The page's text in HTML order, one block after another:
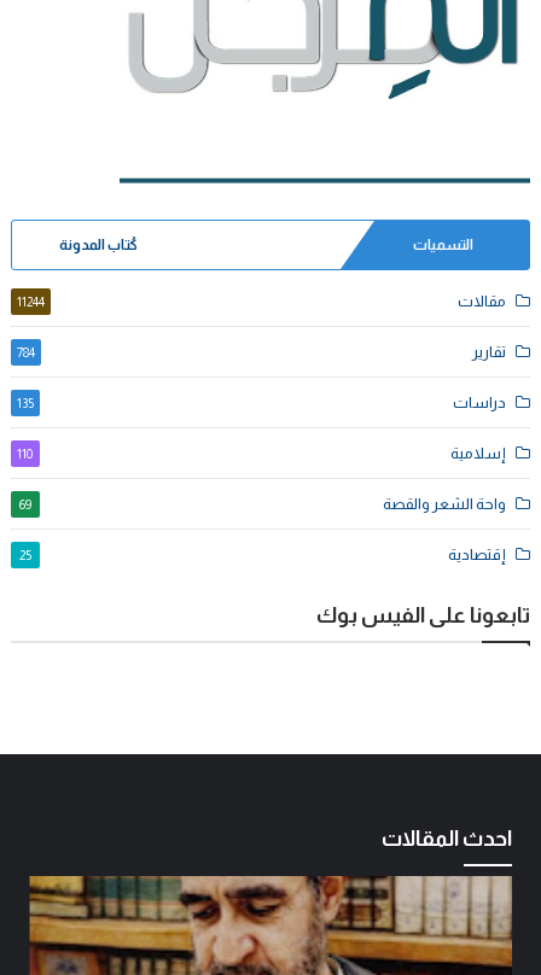
التسميات كُتاب المدونة
مقالات 11244
تقارير 784
دراسات 135
إسلامية 110
واحة الشعر والقصة 69
إقتصادية 25
تابعونا على الفيس بوك
احدث المقالات